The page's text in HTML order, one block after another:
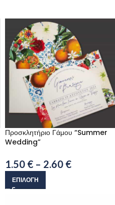
Προσκλητήριο Γάμου “Summer
Wedding”
1.50 € – 2.60 €
ΕΠΙΛΟΓΉ